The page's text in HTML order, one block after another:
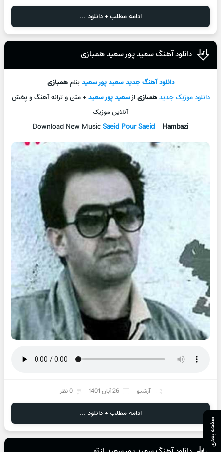
ادامه مطلب + دانلود ...
دانلود آهنگ سعید پور سعید همبازی
دانلود آهنگ جدیدسعید پور سعیدبنامهمبازی
دانلود موزیک جدیدهمبازیازسعید پور سعید+ متن و ترانه آهنگ و پخش
آنلاین موزیک
Download New MusicSaeid Pour Saeid– Hambazi
آرشیو 26 آبان 1401 0 نظر
ادامه مطلب + دانلود ...
صفحه بعدی